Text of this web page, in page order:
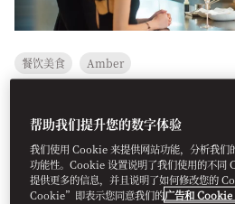
餐饮美食 Amber
把握此难得良机，探秘Amber餐厅三
艺、专注匠心与协作精神。
预订
帮助我们提升您的数字体验
我们使用 Cookie 来提供网站功能，分析我们
功能性。Cookie 设置说明了我们使用的不
提供更多的信息，并且说明了如何修改您的
Cookie”即表示您同意我们的广告和 Cookie